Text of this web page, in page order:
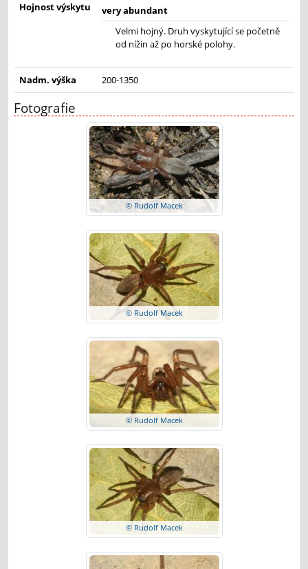
Hojnost výskytu
very abundant
Velmi hojný. Druh vyskytující se početně
od nížin až po horské polohy.
Nadm. výška 200-1350
Fotografie
© Rudolf Macek
© Rudolf Macek
© Rudolf Macek
© Rudolf Macek